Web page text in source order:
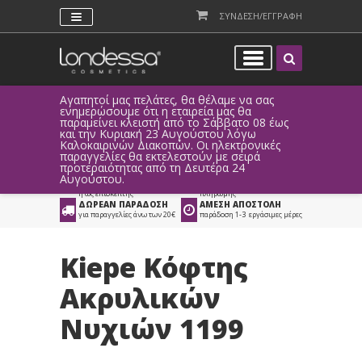
ΣΥΝΔΕΣΗ/ΕΓΓΡΑΦΗ
Αγαπητοί μας πελάτες, θα θέλαμε να σας
ενημερώσουμε ότι η εταιρεία μας θα
παραμείνει κλειστή από το Σάββατο 08 έως
και την Κυριακή 23 Αυγούστου λόγω
Καλοκαιρινών Διακοπών. Οι ηλεκτρονικές
παραγγελίες θα εκτελεστούν με σειρά
προτεραιότητας από τη Δευτέρα 24
Αυγούστου.
Προϊόντα > Είδη Αισθητικής
>
Εργαλεία Αισθητικής
ΑΜΕΣΗ ΣΥΝΔΕΣΗ
Facebook, Gmail
ή ως επισκέπτης
ΕΥΚΟΛΕΣ ΑΓΟΡΕΣ
πληρωμής
ΔΩΡΕΑΝ ΠΑΡΑΔΟΣΗ
για παραγγελίες άνω των 20€
ΑΜΕΣΗ ΑΠΟΣΤΟΛΗ
παράδοση 1-3 εργάσιμες μέρες
Kiepe Κόφτης
Ακρυλικών
Νυχιών 1199